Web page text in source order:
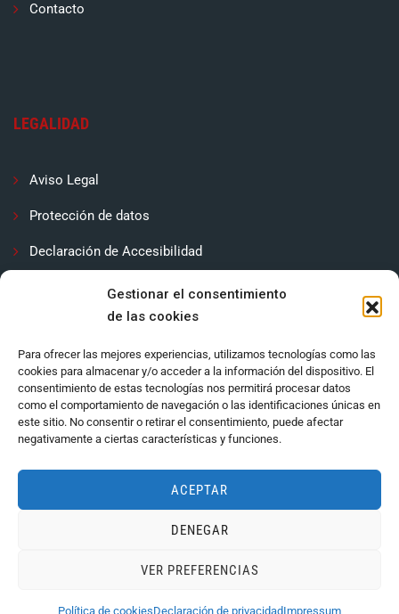
Gestionar el consentimiento
de las cookies
Para ofrecer las mejores experiencias, utilizamos tecnologías como las
cookies para almacenar y/o acceder a la información del dispositivo. El
consentimiento de estas tecnologías nos permitirá procesar datos
como el comportamiento de navegación o las identificaciones únicas en
este sitio. No consentir o retirar el consentimiento, puede afectar
negativamente a ciertas características y funciones.
ACEPTAR
DENEGAR
VER PREFERENCIAS
Política de cookiesDeclaración de privacidadImpressum
Contacto
LEGALIDAD
Aviso Legal
Protección de datos
Declaración de Accesibilidad
Política de cookies (UE)
Ayuntamiento de Córdoba 2024.